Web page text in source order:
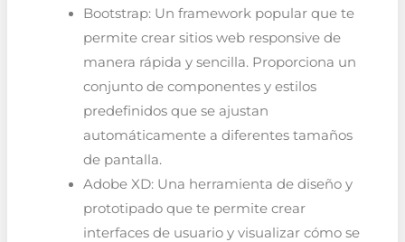
Bootstrap: Un framework popular que te
permite crear sitios web responsive de
manera rápida y sencilla. Proporciona un
conjunto de componentes y estilos
predefinidos que se ajustan
automáticamente a diferentes tamaños
de pantalla.
Adobe XD: Una herramienta de diseño y
prototipado que te permite crear
interfaces de usuario y visualizar cómo se